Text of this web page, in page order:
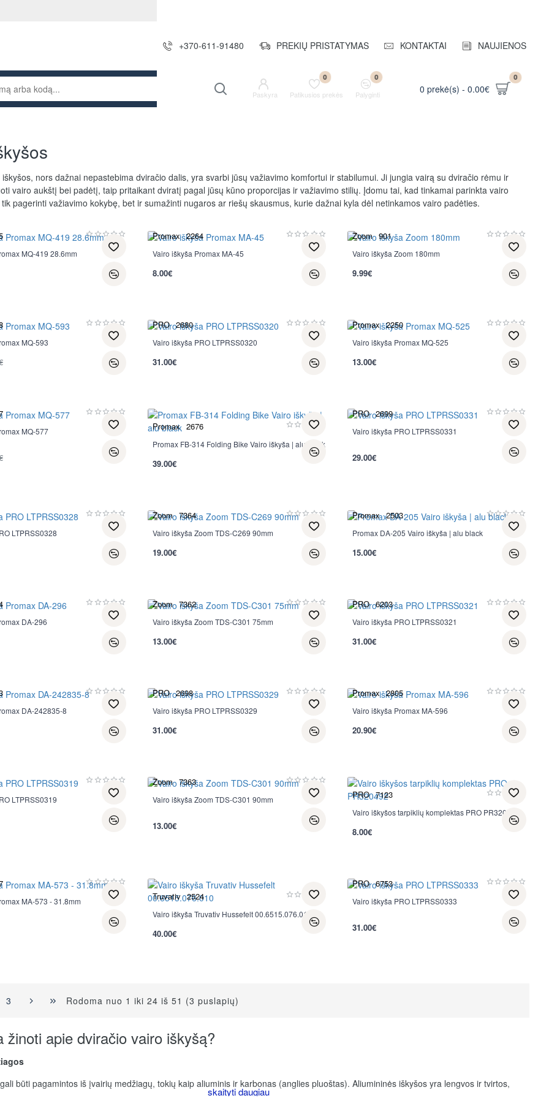
+370-611-91480 PREKIŲ PRISTATYMAS KONTAKTAI NAUJIENOS
Paskyra Patikusios prekės
0
Palyginti
0
0 prekė(s) - 0.00€
0
nors dažnai nepastebima dviračio dalis, yra svarbi jūsų važiavimo komfortui ir stabilumui. Ji jungia vairą su dviračio rėmu ir
vairo aukštį bei padėtį, taip pritaikant dviratį pagal jūsų kūno proporcijas ir važiavimo stilių. Įdomu tai, kad tinkamai parinkta vairo
pagerinti važiavimo kokybę, bet ir sumažinti nugaros ar riešų skausmus, kurie dažnai kyla dėl netinkamos vairo padėties.
MQ-419 28.6mm
Promax 2264
Vairo iškyša Promax MA-45
8.00€
Zoom 901
Vairo iškyša Zoom 180mm
9.99€
MQ-593
PRO 2680
Vairo iškyša PRO LTPRSS0320
31.00€
Promax 2250
Vairo iškyša Promax MQ-525
13.00€
MQ-577 Promax 2676
Promax FB-314 Folding Bike Vairo iškyša | alu black
39.00€
PRO 2699
Vairo iškyša PRO LTPRSS0331
29.00€
LTPRSS0328
Zoom 7364
Vairo iškyša Zoom TDS-C269 90mm
19.00€
Promax 2503
Promax DA-205 Vairo iškyša | alu black
15.00€
DA-296
Zoom 7362
Vairo iškyša Zoom TDS-C301 75mm
13.00€
PRO 6203
Vairo iškyša PRO LTPRSS0321
31.00€
DA-242835-8
PRO 2698
Vairo iškyša PRO LTPRSS0329
31.00€
Promax 2805
Vairo iškyša Promax MA-596
20.90€
LTPRSS0319
Zoom 7363
Vairo iškyša Zoom TDS-C301 90mm
13.00€
PRO 7123
Vairo iškyšos tarpiklių komplektas PRO PR320492
8.00€
MA-573 - 31.8mm Truvativ 2524
Vairo iškyša Truvativ Hussefelt 00.6515.076.010
40.00€
PRO 6753
Vairo iškyša PRO LTPRSS0333
31.00€
3 Rodoma nuo 1 iki 24 iš 51 (3 puslapių)
žinoti apie dviračio vairo iškyšą?
būti pagamintos iš įvairių medžiagų, tokių kaip aliuminis ir karbonas (anglies pluoštas). Aliumininės iškyšos yra lengvos ir tvirtos,